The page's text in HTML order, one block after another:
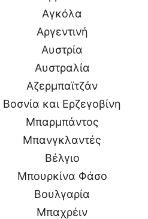
Αγκόλα
Αργεντινή
Αυστρία
Αυστραλία
Αζερμπαϊτζάν
Βοσνία και Ερζεγοβίνη
Μπαρμπάντος
Μπανγκλαντές
Βέλγιο
Μπουρκίνα Φάσο
Βουλγαρία
Μπαχρέιν